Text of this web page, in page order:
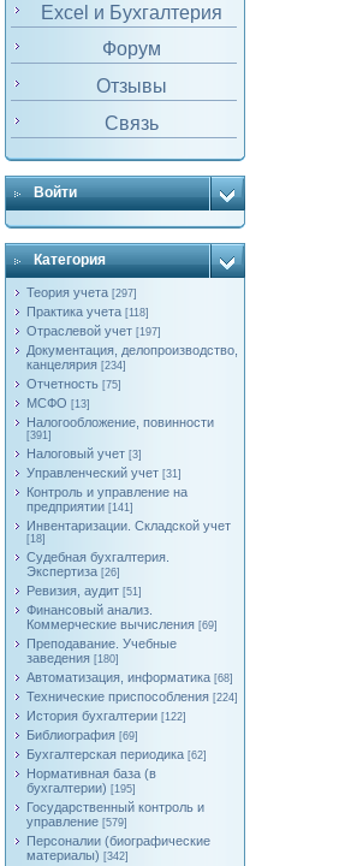
Excel и Бухгалтерия
Форум
Отзывы
Связь
Войти
Категория
Теория учета [297]
Практика учета [118]
Отраслевой учет [197]
Документация, делопроизводство,
канцелярия [234]
Отчетность [75]
МСФО [13]
Налогообложение, повинности
[391]
Налоговый учет [3]
Управленческий учет [31]
Контроль и управление на
предприятии [141]
Инвентаризации. Складской учет
[18]
Судебная бухгалтерия.
Экспертиза [26]
Ревизия, аудит [51]
Финансовый анализ.
Коммерческие вычисления [69]
Преподавание. Учебные
заведения [180]
Автоматизация, информатика [68]
Технические приспособления [224]
История бухгалтерии [122]
Библиография [69]
Бухгалтерская периодика [62]
Нормативная база (в
бухгалтерии) [195]
Государственный контроль и
управление [579]
Персоналии (биографические
материалы) [342]